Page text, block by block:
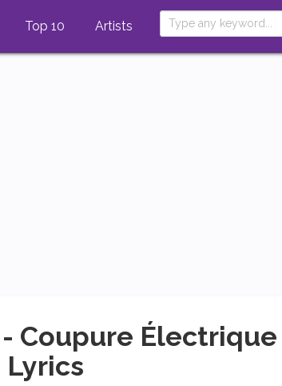
Top 10 Artists
- Coupure Électrique
Lyrics